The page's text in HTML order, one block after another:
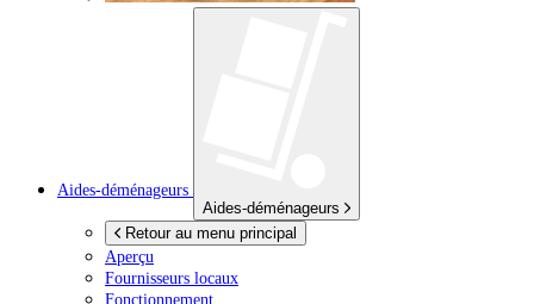
Aides-déménageurs
Aides-déménageurs
Retour au menu principal
Aperçu
Fournisseurs locaux
Fonctionnement